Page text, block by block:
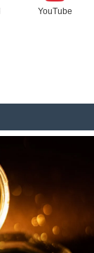
YouTube